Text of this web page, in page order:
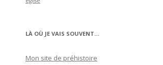
LÀ OÙ JE VAIS SOUVENT…
Mon site de préhistoire